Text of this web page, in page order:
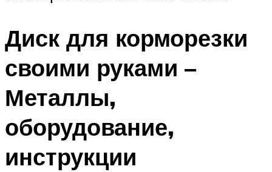
Диск для корморезки
своими руками –
Металлы,
оборудование,
инструкции